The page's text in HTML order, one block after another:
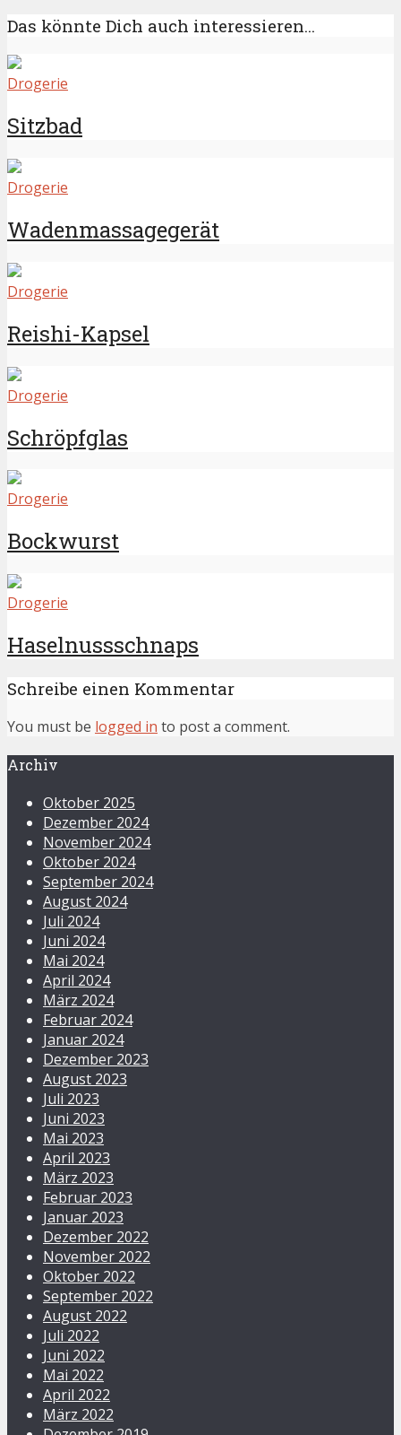
Das könnte Dich auch interessieren...
Drogerie
Sitzbad
Drogerie
Wadenmassagegerät
Drogerie
Reishi-Kapsel
Drogerie
Schröpfglas
Drogerie
Bockwurst
Drogerie
Haselnussschnaps
Schreibe einen Kommentar
You must be logged in to post a comment.
Archiv
Oktober 2025
Dezember 2024
November 2024
Oktober 2024
September 2024
August 2024
Juli 2024
Juni 2024
Mai 2024
April 2024
März 2024
Februar 2024
Januar 2024
Dezember 2023
August 2023
Juli 2023
Juni 2023
Mai 2023
April 2023
März 2023
Februar 2023
Januar 2023
Dezember 2022
November 2022
Oktober 2022
September 2022
August 2022
Juli 2022
Juni 2022
Mai 2022
April 2022
März 2022